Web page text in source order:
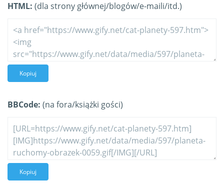
HTML: (dla strony głównej/blogów/e-maili/itd.)
Kopiuj
BBCode: (na fora/książki gości)
Kopiuj